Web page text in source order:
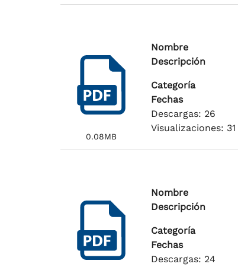
0.08MB
Nombre
Descripción
Categoría
Fechas
Descargas: 26
Visualizaciones: 31
Nombre
Descripción
Categoría
Fechas
Descargas: 24